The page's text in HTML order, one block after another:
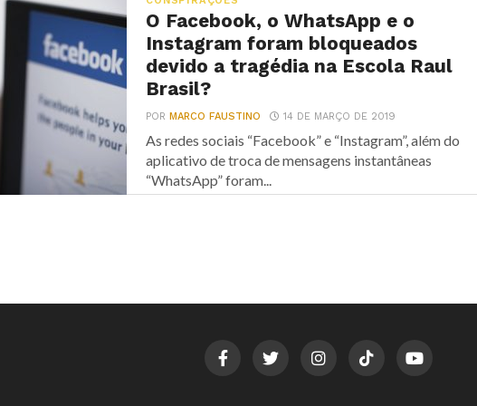
O Facebook, o WhatsApp e o
Instagram foram bloqueados
devido a tragédia na Escola Raul
Brasil?
PORMARCO FAUSTINO 14 DE MARÇO DE 2019
As redes sociais “Facebook” e “Instagram”, além do
aplicativo de troca de mensagens instantâneas
“WhatsApp” foram...